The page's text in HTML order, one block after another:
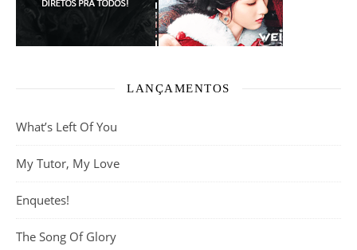
LANÇAMENTOS
What’s Left Of You
My Tutor, My Love
Enquetes!
The Song Of Glory